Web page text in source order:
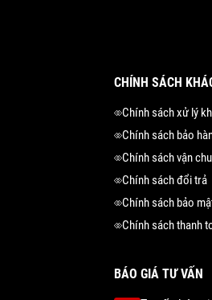
CHÍNH SÁCH
Chính sách xử lý
Chính sách bảo
Chính sách vận
Chính sách đổi trả
Chính sách bảo
Chính sách thanh
BÁO GIÁ TƯ VẤN